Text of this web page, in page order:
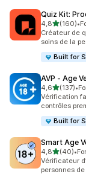
Quiz Kit:
4,8étoile(s)
(160)
160 avis au•
Créateur de
soins de la
Built for
AVP ‑ Age
4,6étoile(s)
(137)
137 avis au•
Vérification
contrôles
Built for
Smart Age
4,8étoile(s)
(40)
40 avis au•
Vérificateur
personnes